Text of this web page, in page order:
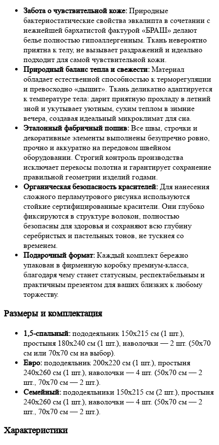
Забота о чувствительной коже: Природные
бактериостатические свойства эвкалипта в сочетании с
нежнейшей бархатистой фактурой «БРАШ» делают
белье полностью гипоаллергенным. Ткань невероятно
приятна к телу, не вызывает раздражений и идеально
подходит для самой чувствительной кожи.
Природный баланс тепла и свежести: Материал
обладает естественной способностью к терморегуляции
и превосходно «дышит». Ткань деликатно адаптируется
к температуре тела: дарит приятную прохладу в летний
зной и укутывает уютным, сухим теплом в зимние
вечера, создавая идеальный микроклимат для сна.
Эталонный фабричный пошив: Все швы, строчки и
декоративные элементы выполнены безупречно ровно,
прочно и аккуратно на передовом швейном
оборудовании. Строгий контроль производства
исключает перекосы полотна и гарантирует сохранение
правильной геометрии изделий годами.
Органическая безопасность красителей: Для нанесения
сложного перламутрового рисунка используются
стойкие сертифицированные красители. Они глубоко
фиксируются в структуре волокон, полностью
безопасны для здоровья и сохраняют всю глубину
серебристых и пастельных тонов, не тускнея со
временем.
Подарочный формат: Каждый комплект бережно
упакован в фирменную коробку премиум-класса,
благодаря чему станет статусным, респектабельным и
практичным презентом для ваших близких к любому
торжеству.
Размеры и комплектация
1,5-спальный: пододеяльник 150х215 см (1 шт.),
простыня 180х240 см (1 шт.), наволочки — 2 шт. (50х70
см или 70х70 см на выбор).
Евро: пододеяльник 200х220 см (1 шт.), простыня
240х260 см (1 шт.), наволочки — 4 шт. (50х70 см — 2
шт., 70х70 см — 2 шт.).
Семейный: пододеяльники 150х215 см (2 шт.), простыня
240х260 см (1 шт.), наволочки — 4 шт. (50х70 см — 2
шт., 70х70 см — 2 шт.).
Характеристики